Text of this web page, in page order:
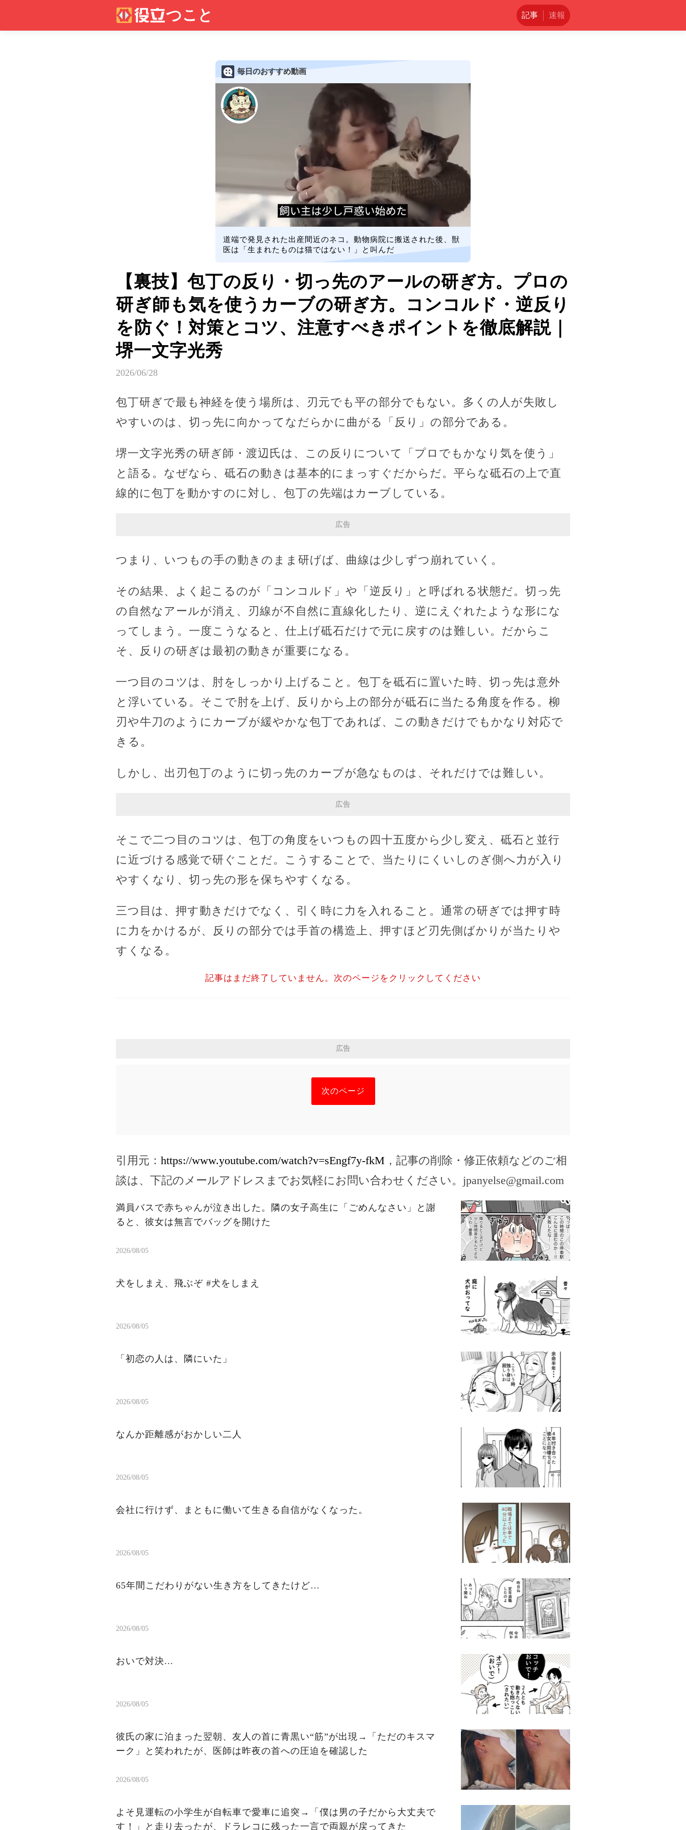
記事 速報
毎日のおすすめ動画
道端で発見された出産間近のネコ。動物病院に搬送された後、獣
医は「生まれたものは猫ではない！」と叫んだ
【裏技】包丁の反り・切っ先のアールの研ぎ方。プロの
研ぎ師も気を使うカーブの研ぎ方。コンコルド・逆反り
を防ぐ！対策とコツ、注意すべきポイントを徹底解説｜
堺一文字光秀
2026/06/28
包丁研ぎで最も神経を使う場所は、刃元でも平の部分でもない。多くの人が失敗し
やすいのは、切っ先に向かってなだらかに曲がる「反り」の部分である。
堺一文字光秀の研ぎ師・渡辺氏は、この反りについて「プロでもかなり気を使う」
と語る。なぜなら、砥石の動きは基本的にまっすぐだからだ。平らな砥石の上で直
線的に包丁を動かすのに対し、包丁の先端はカーブしている。
広告
つまり、いつもの手の動きのまま研げば、曲線は少しずつ崩れていく。
その結果、よく起こるのが「コンコルド」や「逆反り」と呼ばれる状態だ。切っ先
の自然なアールが消え、刃線が不自然に直線化したり、逆にえぐれたような形にな
ってしまう。一度こうなると、仕上げ砥石だけで元に戻すのは難しい。だからこ
そ、反りの研ぎは最初の動きが重要になる。
一つ目のコツは、肘をしっかり上げること。包丁を砥石に置いた時、切っ先は意外
と浮いている。そこで肘を上げ、反りから上の部分が砥石に当たる角度を作る。柳
刃や牛刀のようにカーブが緩やかな包丁であれば、この動きだけでもかなり対応で
きる。
しかし、出刃包丁のように切っ先のカーブが急なものは、それだけでは難しい。
広告
そこで二つ目のコツは、包丁の角度をいつもの四十五度から少し変え、砥石と並行
に近づける感覚で研ぐことだ。こうすることで、当たりにくいしのぎ側へ力が入り
やすくなり、切っ先の形を保ちやすくなる。
三つ目は、押す動きだけでなく、引く時に力を入れること。通常の研ぎでは押す時
に力をかけるが、反りの部分では手首の構造上、押すほど刃先側ばかりが当たりや
すくなる。
記事はまだ終了していません。次のページをクリックしてください
広告
次のページ
引用元： https://www.youtube.com/watch?v=sEngf7y-fkM ，記事の削除・修正依頼などのご相
談は、下記のメールアドレスまでお気軽にお問い合わせください。 jpanyelse@gmail.com
満員バスで赤ちゃんが泣き出した。隣の女子高生に「ごめんなさい」と謝
ると、彼女は無言でバッグを開けた
2026/08/05
犬をしまえ、飛ぶぞ #犬をしまえ
2026/08/05
「初恋の人は、隣にいた」
2026/08/05
なんか距離感がおかしい二人
2026/08/05
会社に行けず、まともに働いて生きる自信がなくなった。
2026/08/05
65年間こだわりがない生き方をしてきたけど…
2026/08/05
おいで対決...
2026/08/05
彼氏の家に泊まった翌朝、友人の首に青黒い“筋”が出現→「ただのキスマ
ーク」と笑われたが、医師は昨夜の首への圧迫を確認した
2026/08/05
よそ見運転の小学生が自転車で愛車に追突→「僕は男の子だから大丈夫で
す！」と走り去ったが、ドラレコに残った一言で両親が戻ってきた